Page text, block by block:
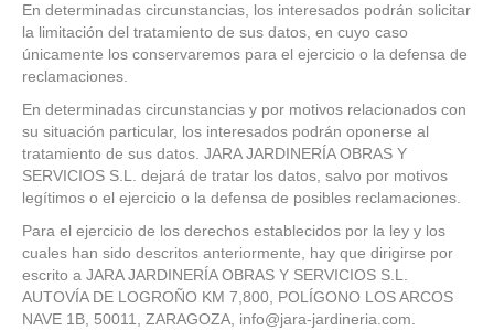
En determinadas circunstancias, los interesados podrán solicitar
la limitación del tratamiento de sus datos, en cuyo caso
únicamente los conservaremos para el ejercicio o la defensa de
reclamaciones.
En determinadas circunstancias y por motivos relacionados con
su situación particular, los interesados podrán oponerse al
tratamiento de sus datos. JARA JARDINERÍA OBRAS Y
SERVICIOS S.L. dejará de tratar los datos, salvo por motivos
legítimos o el ejercicio o la defensa de posibles reclamaciones.
Para el ejercicio de los derechos establecidos por la ley y los
cuales han sido descritos anteriormente, hay que dirigirse por
escrito a JARA JARDINERÍA OBRAS Y SERVICIOS S.L.
AUTOVÍA DE LOGROÑO KM 7,800, POLÍGONO LOS ARCOS
NAVE 1B, 50011, ZARAGOZA, info@jara-jardineria.com.